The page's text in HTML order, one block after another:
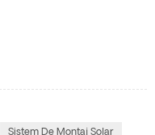
Sistem De Montaj Solar